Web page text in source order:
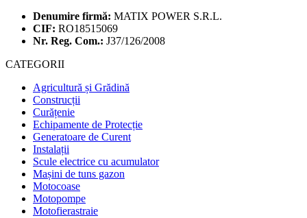
Denumire firmă: MATIX POWER S.R.L.
CIF: RO18515069
Nr. Reg. Com.: J37/126/2008
CATEGORII
Agricultură și Grădină
Construcții
Curățenie
Echipamente de Protecție
Generatoare de Curent
Instalații
Scule electrice cu acumulator
Mașini de tuns gazon
Motocoase
Motopompe
Motofierastraie